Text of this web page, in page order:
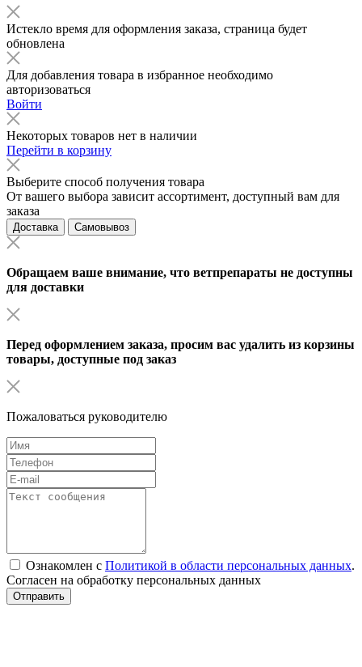
Истекло время для оформления заказа, страница будет
обновлена
Для добавления товара в избранное необходимо
авторизоваться
Войти
Некоторых товаров нет в наличии
Перейти в корзину
Выберите способ получения товара
От вашего выбора зависит ассортимент, доступный вам для
заказа
Доставка Самовывоз
Обращаем ваше внимание, что ветпрепараты не доступны
для доставки
Перед оформлением заказа, просим вас удалить из корзины
товары, доступные под заказ
Пожаловаться руководителю
Ознакомлен с Политикой в области персональных данных.
Согласен на обработку персональных данных
Отправить